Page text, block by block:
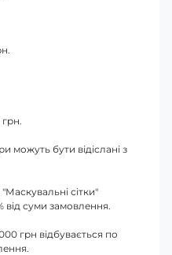
можуть бути відіслані з
"Маскувальні сітки"
від суми замовлення.
грн відбувається по